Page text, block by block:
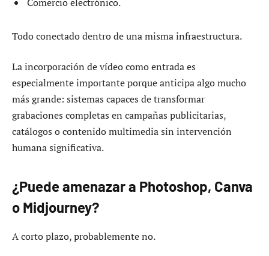
Todo conectado dentro de una misma infraestructura.
La incorporación de vídeo como entrada es
especialmente importante porque anticipa algo mucho
más grande: sistemas capaces de transformar
grabaciones completas en campañas publicitarias,
catálogos o contenido multimedia sin intervención
humana significativa.
¿Puede amenazar a Photoshop, Canva
o Midjourney?
A corto plazo, probablemente no.